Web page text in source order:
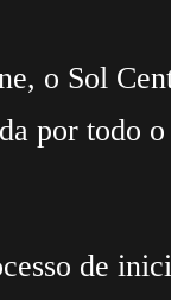
o Sol
por todo
de